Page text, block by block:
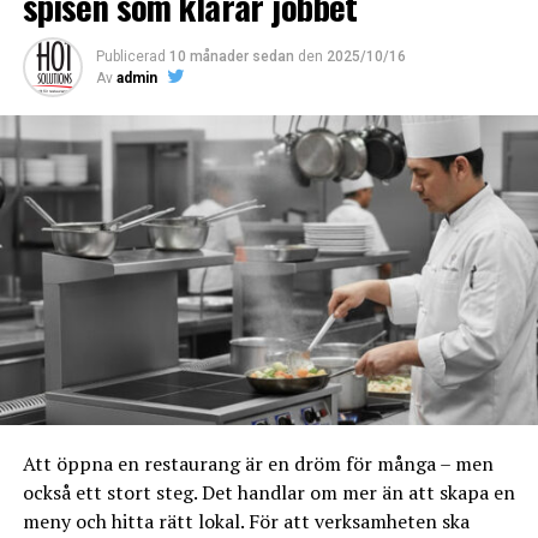
Lavastensgrillar
kombinerar fördelarna med gas och kol
på ett sätt som är särskilt användbart i restauranger:
• Snabb Uppvärmning: Gasen värmer snabbt upp
lavastenarna, vilket minskar väntetiden innan maten
kan läggas på grillen.
• Jämn Värmefördelning: Lavastenarna sprider värmen
jämnt, vilket gör det lättare att få en jämn tillagning av
stora köttstycken och fiskfiléer.
• Naturlig Röksmak: När fett och marinader droppar ner
på de heta lavastenarna, skapas rök som ger maten en
mild grillsmak, något som annars är svårt att uppnå
med en vanlig gasgrill.
Fördelar och nackdelar med lavastensgrill i
restaurang
Fördelar
Publicerad 10 månader sedan den 2025/10/16
Av admin
Att öppna en restaurang är en dröm för många – men
också ett stort steg. Det handlar om mer än att skapa en
meny och hitta rätt lokal. För att verksamheten ska